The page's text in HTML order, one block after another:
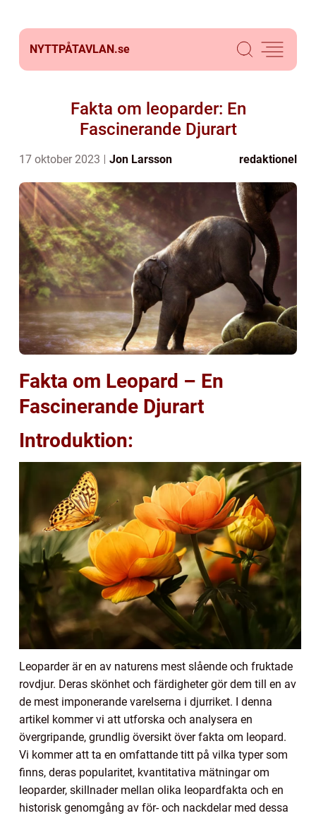
NYTTPÅTAVLAN.se
Fakta om leoparder: En
Fascinerande Djurart
17 oktober 2023 Jon Larsson redaktionel
Fakta om Leopard – En
Fascinerande Djurart
Introduktion:
Leoparder är en av naturens mest slående och fruktade
rovdjur. Deras skönhet och färdigheter gör dem till en av
de mest imponerande varelserna i djurriket. I denna
artikel kommer vi att utforska och analysera en
övergripande, grundlig översikt över fakta om leopard.
Vi kommer att ta en omfattande titt på vilka typer som
finns, deras popularitet, kvantitativa mätningar om
leoparder, skillnader mellan olika leopardfakta och en
historisk genomgång av för- och nackdelar med dessa